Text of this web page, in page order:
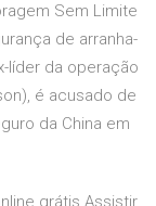
Sem Limite
de arranha-
líder da operação
é acusado de
da China em